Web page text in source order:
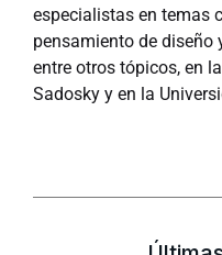
especialistas en temas
pensamiento de diseño
entre otros tópicos, en
Sadosky y en la